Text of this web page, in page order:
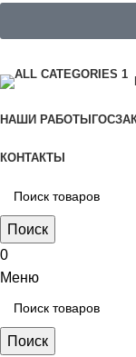
НАШИ РАБОТЫ
КОНТАКТЫ
Поиск
0
Меню
Поиск